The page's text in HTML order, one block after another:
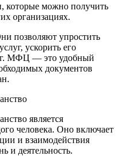
которые можно получить
организациях.
позволяют упростить
ускорить его
МФЦ — это удобный
документов
является
человека. Оно включает
и взаимодействия
и деятельность.